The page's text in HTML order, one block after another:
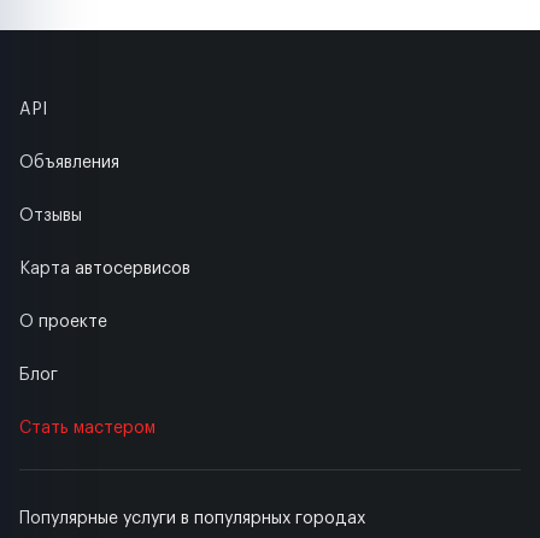
Популярные услуги в популярных городах
API
Объявления
Отзывы
Карта автосервисов
О проекте
Блог
Стать мастером